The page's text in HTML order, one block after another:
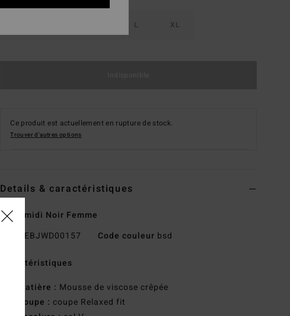
L XL
Ce produit est actuellement en rupture de stock.
Trouver d'autres options
Details & caractéristiques
Robe midi Noir Femme
EBJWD00157 Code couleur bsd
Caractéristiques
Matière : Mousse de viscose crêpée
Coupe : coupe Relaxed fit